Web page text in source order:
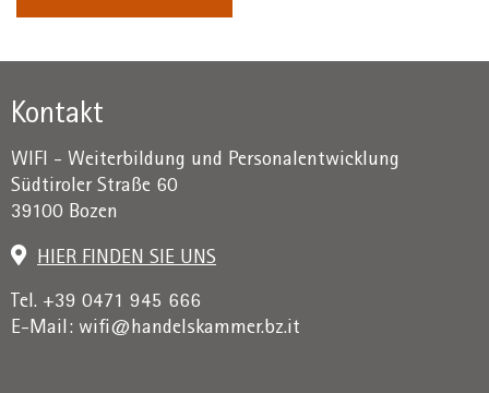
Kontakt
WIFI - Weiterbildung und Personalentwicklung
Südtiroler Straße 60
39100 Bozen
HIER FINDEN SIE UNS
Tel. +39 0471 945 666
E-Mail: wifi@handelskammer.bz.it